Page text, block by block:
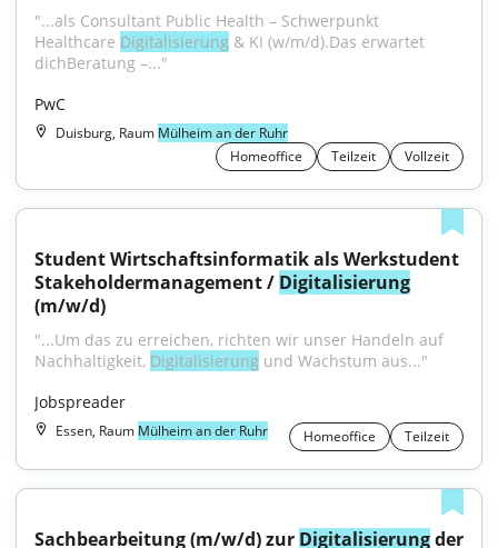
"...als Consultant Public Health – Schwerpunkt
Healthcare Digitalisierung & KI (w/m/d).Das erwartet
dichBeratung –..."
PwC
Duisburg, Raum Mülheim an der Ruhr
Homeoffice
Teilzeit Vollzeit
Student Wirtschaftsinformatik als Werkstudent
Stakeholdermanagement / Digitalisierung
(m/w/d)
"...Um das zu erreichen, richten wir unser Handeln auf
Nachhaltigkeit, Digitalisierung und Wachstum aus..."
Jobspreader
Essen, Raum Mülheim an der Ruhr Homeoffice Teilzeit
Sachbearbeitung (m/w/d) zur Digitalisierung der